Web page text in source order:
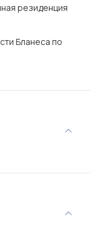
резиденция
Бланеса по